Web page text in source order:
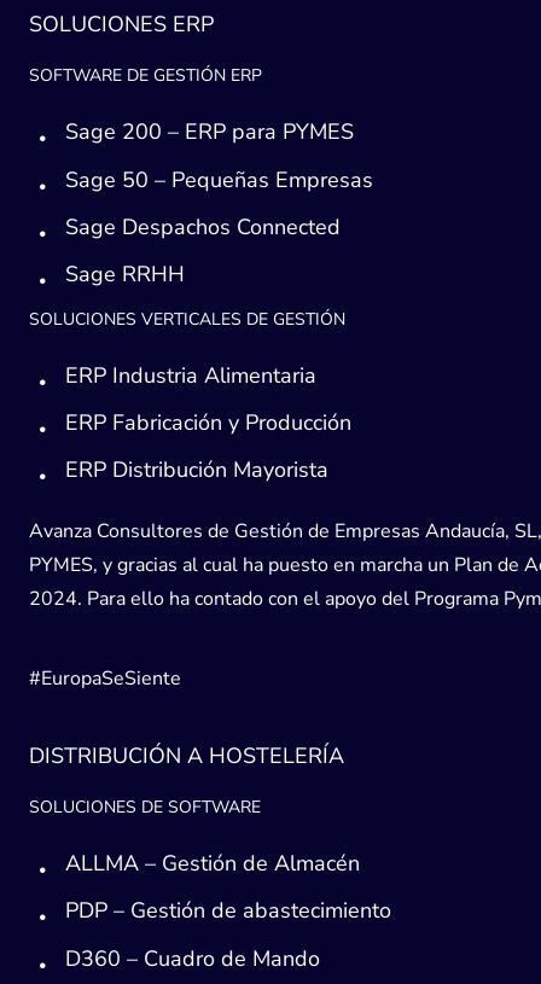
SOLUCIONES ERP
SOFTWARE DE GESTIÓN ERP
Sage 200 – ERP para PYMES
Sage 50 – Pequeñas Empresas
Sage Despachos Connected
Sage RRHH
SOLUCIONES VERTICALES DE GESTIÓN
ERP Industria Alimentaria
ERP Fabricación y Producción
ERP Distribución Mayorista
Avanza Consultores de Gestión de Empresas Andaucía,
PYMES, y gracias al cual ha puesto en marcha un Plan
2024. Para ello ha contado con el apoyo del Programa
#EuropaSeSiente
DISTRIBUCIÓN A HOSTELERÍA
SOLUCIONES DE SOFTWARE
ALLMA – Gestión de Almacén
PDP – Gestión de abastecimiento
D360 – Cuadro de Mando